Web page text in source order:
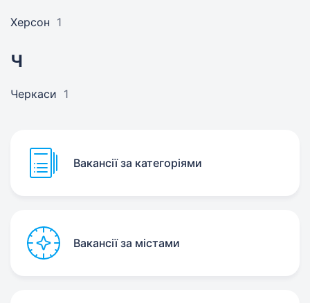
Херсон 1
Ч
Черкаси 1
Вакансії за категоріями
Вакансії за містами